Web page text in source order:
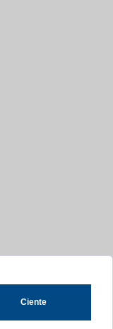
Ciente